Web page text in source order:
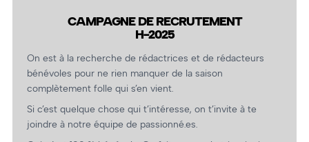
CAMPAGNE DE RECRUTEMENT
H-2025
On est à la recherche de rédactrices et de rédacteurs
bénévoles pour ne rien manquer de la saison
complètement folle qui s’en vient.
Si c’est quelque chose qui t’intéresse, on t’invite à te
joindre à notre équipe de passionné.es.